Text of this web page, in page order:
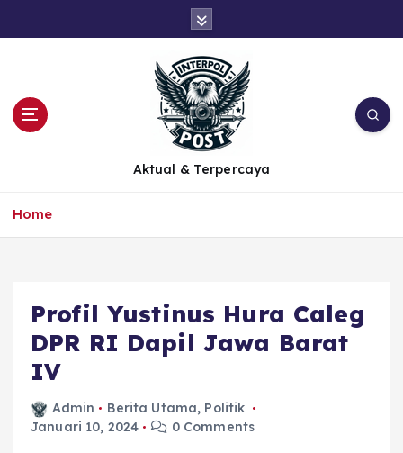
Aktual & Terpercaya
Home
Profil Yustinus Hura Caleg
DPR RI Dapil Jawa Barat
IV
Admin Berita Utama, Politik
Januari 10, 2024
0 Comments